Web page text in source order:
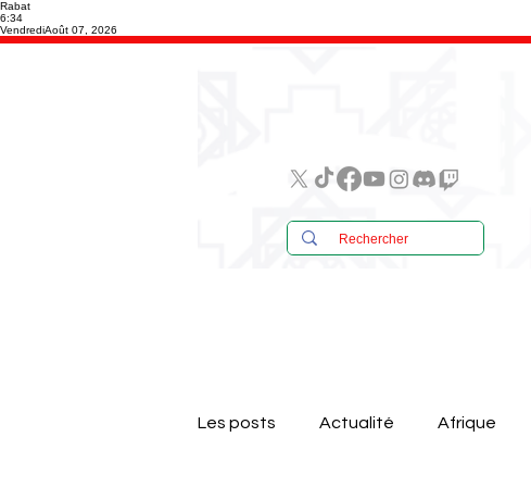
Rabat
6:34
VendrediAoût 07, 2026
Les posts Actualité Afrique